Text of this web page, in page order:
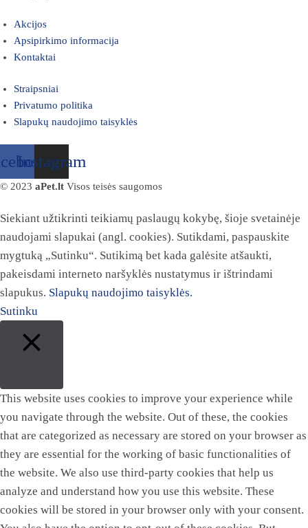
Akcijos
Apsipirkimo informacija
Kontaktai
Straipsniai
Privatumo politika
Slapukų naudojimo taisyklės
Instagram
© 2023 aPet.lt Visos teisės saugomos
Siekiant užtikrinti teikiamų paslaugų kokybę, šioje svetainėje
naudojami slapukai (angl. cookies). Sutikdami, paspauskite
mygtuką „Sutinku“. Sutikimą bet kada galėsite atšaukti,
pakeisdami interneto naršyklės nustatymus ir ištrindami
slapukus. Slapukų naudojimo taisyklės.
Sutinku
This website uses cookies to improve your experience while
you navigate through the website. Out of these, the cookies
that are categorized as necessary are stored on your browser as
they are essential for the working of basic functionalities of
the website. We also use third-party cookies that help us
analyze and understand how you use this website. These
cookies will be stored in your browser only with your consent.